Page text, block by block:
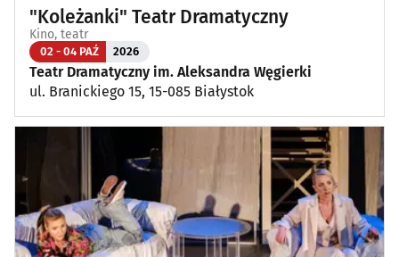
"Koleżanki" Teatr Dramatyczny
Kino, teatr
02 - 04 PAŹ 2026
Teatr Dramatyczny im. Aleksandra Węgierki
ul. Branickiego 15, 15-085 Białystok